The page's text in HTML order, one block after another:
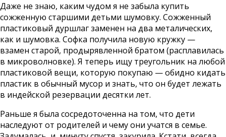
Даже не знаю, каким чудом я не забыла купить
сожженную старшими детьми шумовку. Сожженный
пластиковый дуршлаг заменен на два металических,
как и шумовка. Софка получила новую кружку —
взамен старой, продырявленной братом (расплавилась
в микроволновке). Я теперь ищу треугольник на любой
пластиковой вещи, которую покупаю — обидно кидать
пластик в обычный мусор и знать, что он будет лежать
в индейской резервации десятки лет.
Раньше я была сосредоточенна на том, что дети
наследуют от родителей и чему они учатся в семье.